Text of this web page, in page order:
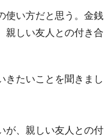
使い方だと思う。金銭
親しい友人との付き合
きたいことを聞きまし
が、親しい友人との付